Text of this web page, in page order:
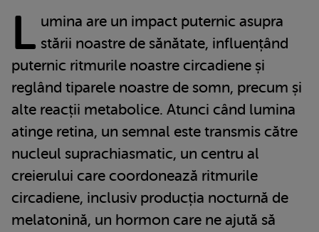
L umina are un impact puternic asupra
stării noastre de sănătate, influențând
puternic ritmurile noastre circadiene și
reglând tiparele noastre de somn, precum și
alte reacții metabolice. Atunci când lumina
atinge retina, un semnal este transmis către
nucleul suprachiasmatic, un centru al
creierului care coordonează ritmurile
circadiene, inclusiv producția nocturnă de
melatonină, un hormon care ne ajută să